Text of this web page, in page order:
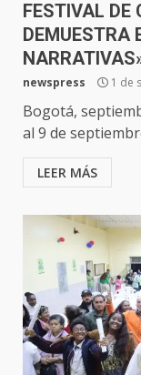
FESTIVAL DE
DEMUESTRA
newspress 1 de
Bogotá,
al 9 de
LEER MÁS